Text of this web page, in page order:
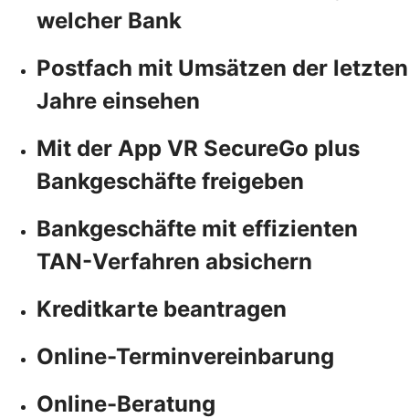
welcher Bank
Postfach mit Umsätzen der letzten
Jahre einsehen
Mit der App VR SecureGo plus
Bankgeschäfte freigeben
Bankgeschäfte mit effizienten
TAN-Verfahren absichern
Kreditkarte beantragen
Online-Terminvereinbarung
Online-Beratung